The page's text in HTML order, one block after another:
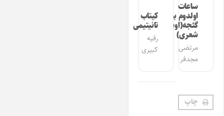
ساعات
اولدوم بیر
گئجه(اوشاق
شعری)
مرتضی
مجدفر
کیتاب
تانیتیمی
رقیه
کبیری
چاپ